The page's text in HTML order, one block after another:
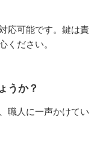
応可能です。鍵は責
ください。
うか？
職人に一声かけてい